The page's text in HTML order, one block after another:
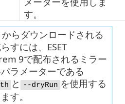
す。
からダウンロードされる
すには、ESET
9で配布されるミラー
ラメーターである
と --dryRun を使用する
す。